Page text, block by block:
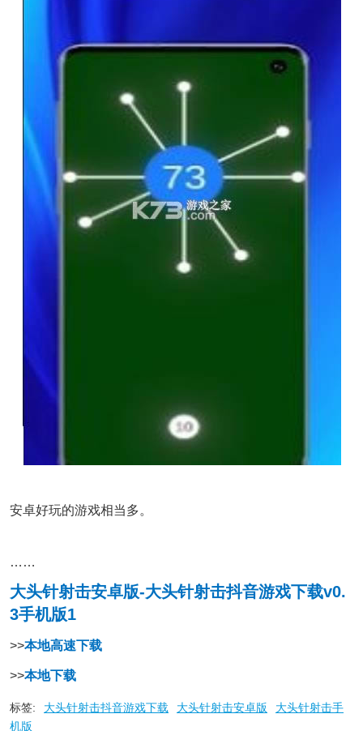
安卓好玩的游戏相当多。
……
大头针射击安卓版-大头针射击抖音游戏下载v0.
3手机版1
>>本地高速下载
>>本地下载
标签: 大头针射击抖音游戏下载 大头针射击安卓版
大头针射击手
机版